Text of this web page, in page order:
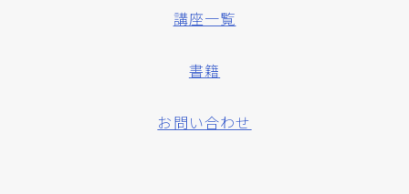
講座一覧
書籍
お問い合わせ